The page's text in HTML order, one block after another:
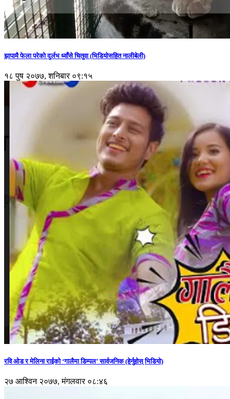
झापामै फेला परेको दुर्लभ ध्वाँसे चितुवा (भिडियोसहित नालीबेली)
१८ पुष २०७७, शनिबार ०९:१५
रवि ओड र मेलिना राईको ‘गालैमा डिम्पल’ सार्वजनिक (हेर्नुहोस् भिडियो)
२७ आश्विन २०७७, मंगलवार ०८:४६